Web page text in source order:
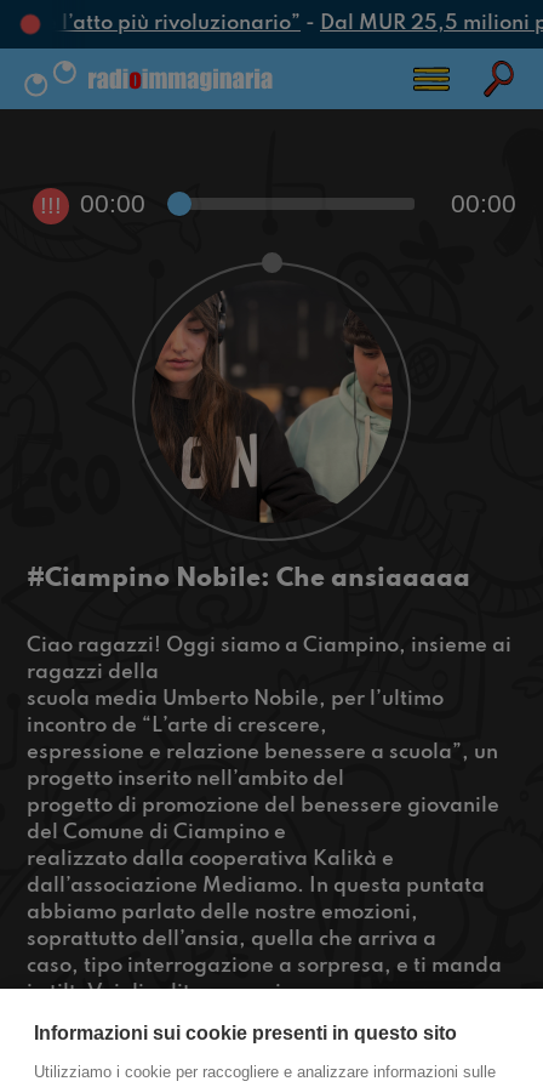
è l’atto più rivoluzionario”-Dal MUR 25,5 milioni
!!! 00:00 00:00
#Ciampino Nobile: Che ansiaaaaa
Ciao ragazzi! Oggi siamo a Ciampino, insieme ai
ragazzi della
scuola media Umberto Nobile, per l’ultimo
incontro de “L’arte di crescere,
espressione e relazione benessere a scuola”, un
progetto inserito nell’ambito del
progetto di promozione del benessere giovanile
del Comune di Ciampino e
realizzato dalla cooperativa Kalikà e
dall’associazione Mediamo. In questa puntata
abbiamo parlato delle nostre emozioni,
soprattutto dell’ansia, quella che arriva a
caso, tipo interrogazione a sorpresa, e ti manda
in tilt. Voi di solito come vi
ascoltate qui!
Informazioni sui cookie presenti in questo sito
Utilizziamo i cookie per raccogliere e analizzare informazioni sulle